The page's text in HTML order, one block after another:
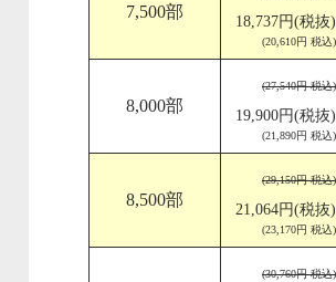
7,500部
18,737円(税抜)
(20,610円 税込)
8,000部
(27,540円 税込)
19,900円(税抜)
(21,890円 税込)
8,500部
(29,150円 税込)
21,064円(税抜)
(23,170円 税込)
(30,760円 税込)